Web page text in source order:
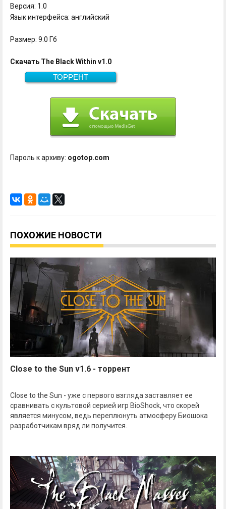
Версия: 1.0
Язык интерфейса: английский
Размер: 9.0 Гб
Скачать The Black Within v1.0
ТОРРЕНТ
9.0 Гб
Скачать
Пароль к архиву: ogotop.com
ПОХОЖИЕ НОВОСТИ
Close to the Sun v1.6 - торрент
Close to the Sun - уже с первого взгляда заставляет ее
сравнивать с культовой серией игр BioShock, что скорей
является минусом, ведь переплюнуть атмосферу Биошока
разработчикам вряд ли получится.